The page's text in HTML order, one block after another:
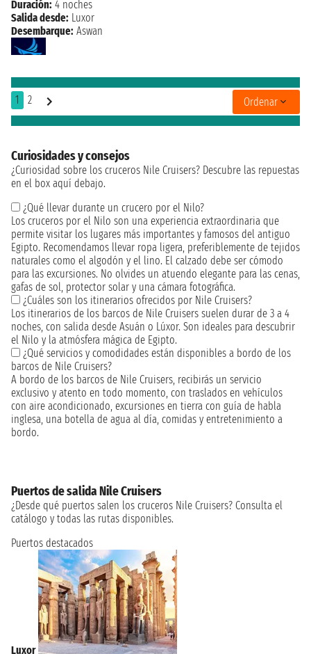
Duración: 4 noches
Salida desde: Luxor
Desembarque: Aswan
1 2 Ordenar
Curiosidades y consejos
¿Curiosidad sobre los cruceros Nile Cruisers? Descubre las repuestas
en el box aquí debajo.
¿Qué llevar durante un crucero por el Nilo?
Los cruceros por el Nilo son una experiencia extraordinaria que
permite visitar los lugares más importantes y famosos del antiguo
Egipto. Recomendamos llevar ropa ligera, preferiblemente de tejidos
naturales como el algodón y el lino. El calzado debe ser cómodo
para las excursiones. No olvides un atuendo elegante para las cenas,
gafas de sol, protector solar y una cámara fotográfica.
¿Cuáles son los itinerarios ofrecidos por Nile Cruisers?
Los itinerarios de los barcos de Nile Cruisers suelen durar de 3 a 4
noches, con salida desde Asuán o Lúxor. Son ideales para descubrir
el Nilo y la atmósfera mágica de Egipto.
¿Qué servicios y comodidades están disponibles a bordo de los
barcos de Nile Cruisers?
A bordo de los barcos de Nile Cruisers, recibirás un servicio
exclusivo y atento en todo momento, con traslados en vehículos
con aire acondicionado, excursiones en tierra con guía de habla
inglesa, una botella de agua al día, comidas y entretenimiento a
bordo.
Puertos de salida Nile Cruisers
¿Desde qué puertos salen los cruceros Nile Cruisers? Consulta el
catálogo y todas las rutas disponibles.
Puertos destacados
Luxor